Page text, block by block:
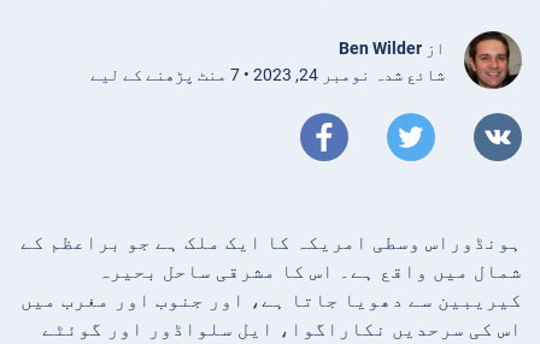
از Ben Wilder
شائع شدہ نومبر 24, 2023 • 7 منٹ پڑھنے کے لیے
ہونڈوراس وسطی امریکہ کا ایک ملک ہے جو براعظم کے
شمال میں واقع ہے۔ اس کا مشرقی ساحل بحیرہ
کیریبین سے دھویا جاتا ہے، اور جنوب اور مغرب میں
اس کی سرحدیں نکاراگوا، ایل سلواڈور اور گوئٹے